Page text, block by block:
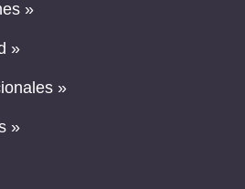
»
»
»
»